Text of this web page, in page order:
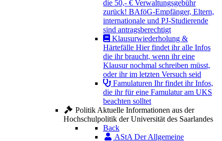
die 50,- € Verwaltungsgebühr
zurück! BAföG-Empfänger, Eltern,
internationale und PJ-Studierende
sind antragsberechtigt
Klausurwiederholung &
Härtefälle Hier findet ihr alle Infos
die ihr braucht, wenn ihr eine
Klausur nochmal schreiben müsst,
oder ihr im letzten Versuch seid
Famulaturen Ihr findet ihr Infos,
die ihr für eine Famulatur am UKS
beachten solltet
PolitikAktuelle Informationen aus der
Hochschulpolitik der Universität des Saarlandes
Back
AStA Der Allgemeine